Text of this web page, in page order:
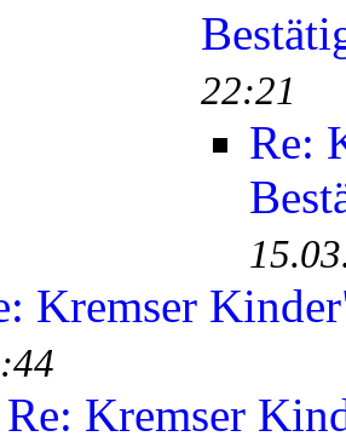
22:21
Re:
Kremser
Re: Kremser